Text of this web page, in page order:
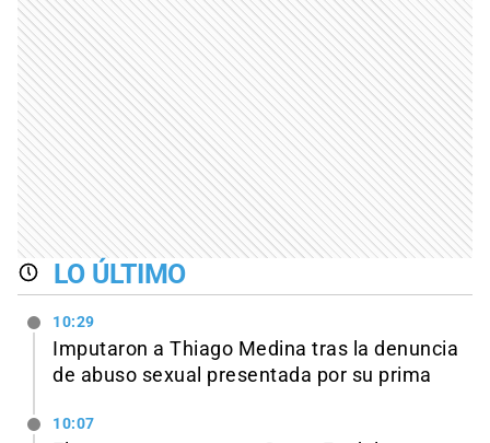
LO ÚLTIMO
10:29
Imputaron a Thiago Medina tras la denuncia
de abuso sexual presentada por su prima
10:07